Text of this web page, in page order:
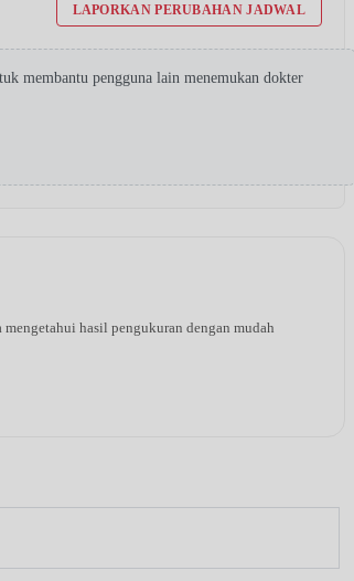
LAPORKAN PERUBAHAN JADWAL
membantu pengguna lain menemukan dokter
hasil pengukuran dengan mudah